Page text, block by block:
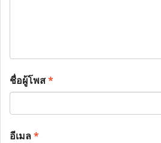
ชื่อผู้โพส*
อีเมล*